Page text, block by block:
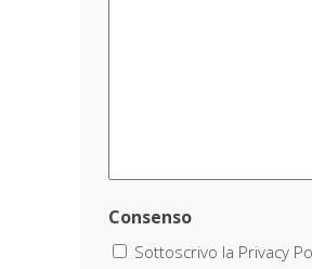
Consenso
Sottoscrivo la Privacy